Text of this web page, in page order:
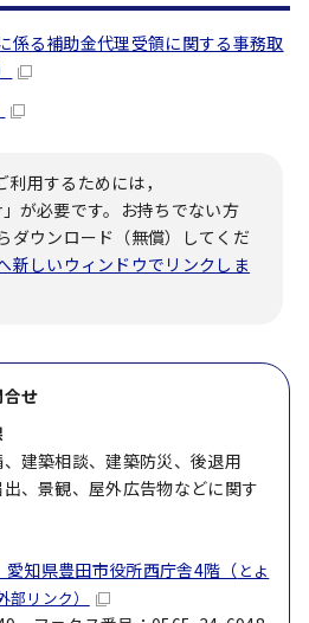
係る補助金代理受領に関する事務取
用するためには，
が必要です。お持ちでない方
ダウンロード（無償）してくだ
新しいウィンドウでリンクしま
合せ
建築相談、建築防災、後退用
、景観、屋外広告物などに関す
知県豊田市役所西庁舎4階（ とよ
リンク）